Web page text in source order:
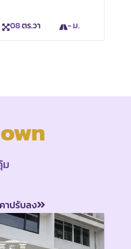
08ตร.วา - ม.
ม
าปรับลง